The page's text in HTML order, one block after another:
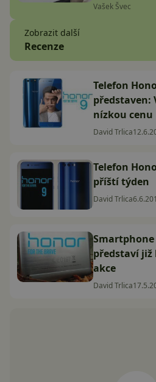
Vašek Švec
Zobrazit další
Recenze
Telefon
představen:
nízkou cenu
David Trlica
Telefon
příští týden
David Trlica
Smartphone
představí již
akce
David Trlica